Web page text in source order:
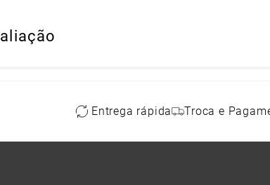
Entrega rápida Troca e